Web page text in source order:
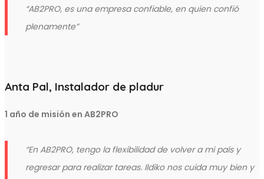
“AB2PRO, es una empresa confiable, en quien confió
plenamente”
Anta Pal, Instalador de pladur
1 año de misión en AB2PRO
“En AB2PRO, tengo la flexibilidad de volver a mi país y
regresar para realizar tareas. Ildiko nos cuida muy bien y